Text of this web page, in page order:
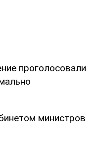
проголосовали
министров